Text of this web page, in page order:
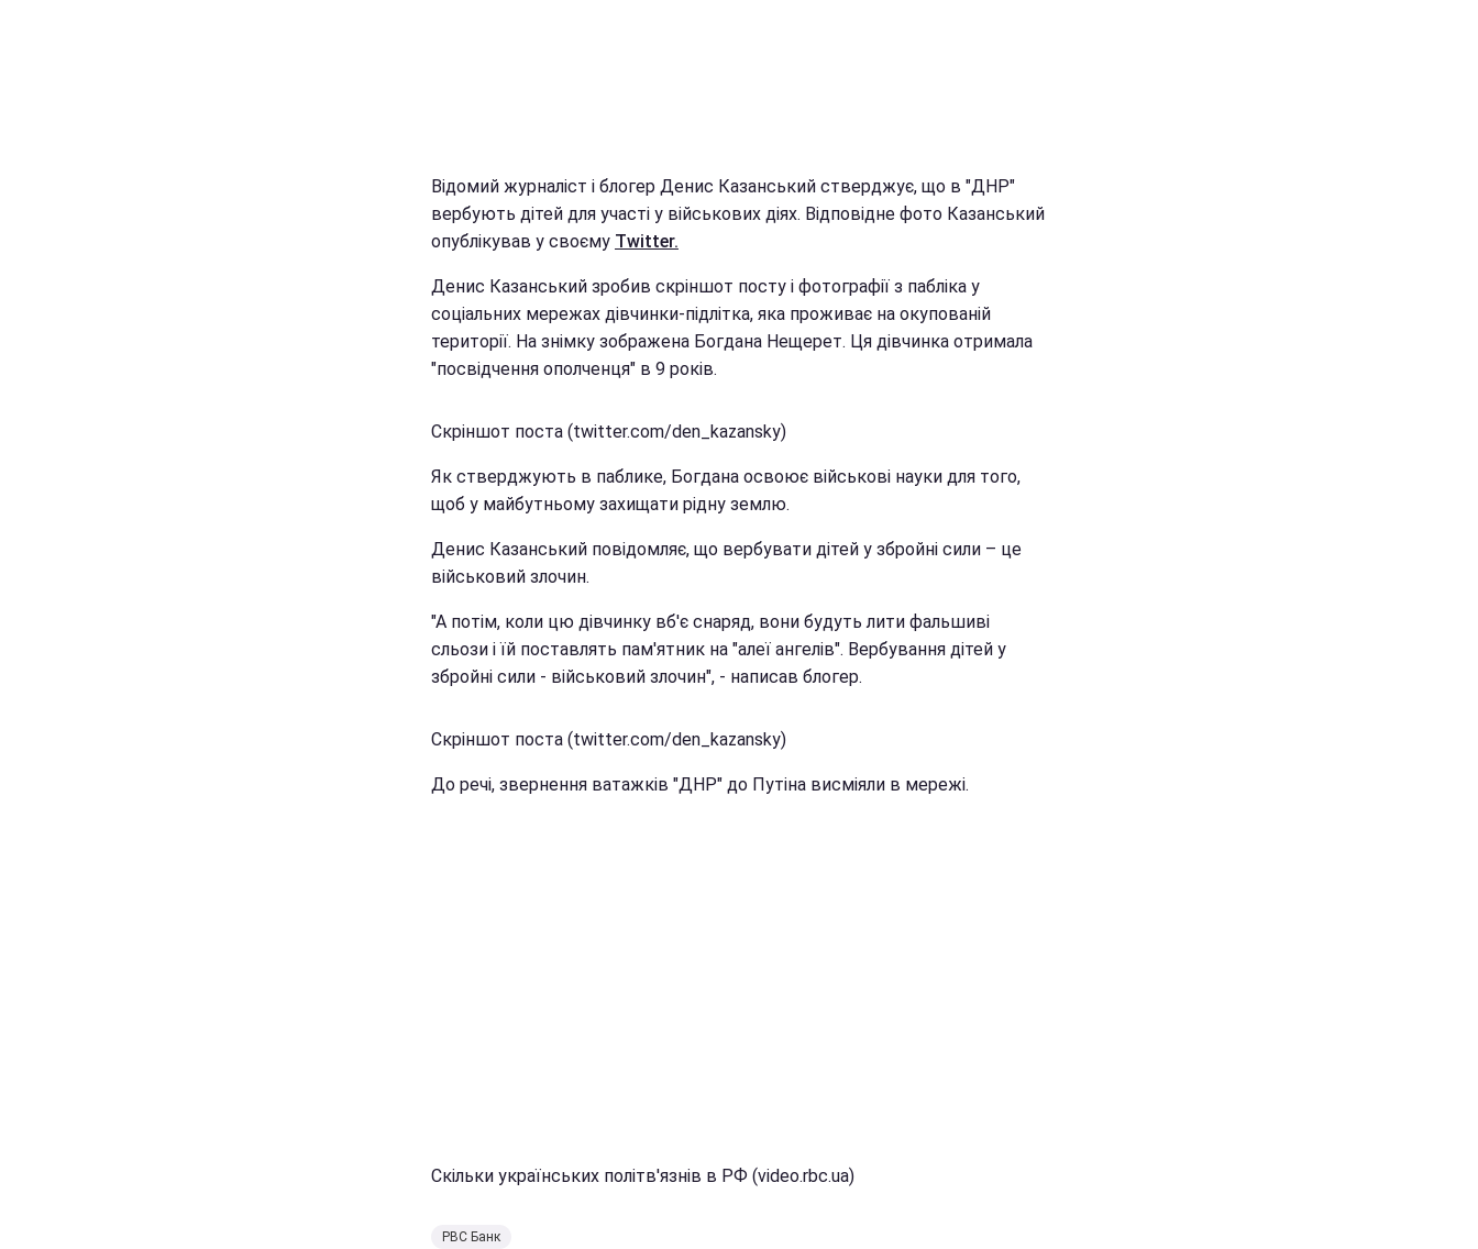
Відомий журналіст і блогер Денис Казанський стверджує, що в "ДНР"
вербують дітей для участі у військових діях. Відповідне фото Казанський
опублікував у своєму Twitter.
Денис Казанський зробив скріншот посту і фотографії з пабліка у
соціальних мережах дівчинки-підлітка, яка проживає на окупованій
території. На знімку зображена Богдана Нещерет. Ця дівчинка отримала
"посвідчення ополченця" в 9 років.
Скріншот поста (twitter.com/den_kazansky)
Як стверджують в паблике, Богдана освоює військові науки для того,
щоб у майбутньому захищати рідну землю.
Денис Казанський повідомляє, що вербувати дітей у збройні сили – це
військовий злочин.
"А потім, коли цю дівчинку вб'є снаряд, вони будуть лити фальшиві
сльози і їй поставлять пам'ятник на "алеї ангелів". Вербування дітей у
збройні сили - військовий злочин", - написав блогер.
Скріншот поста (twitter.com/den_kazansky)
До речі, звернення ватажків "ДНР" до Путіна висміяли в мережі.
Скільки українських політв'язнів в РФ (video.rbc.ua)
РВС Банк